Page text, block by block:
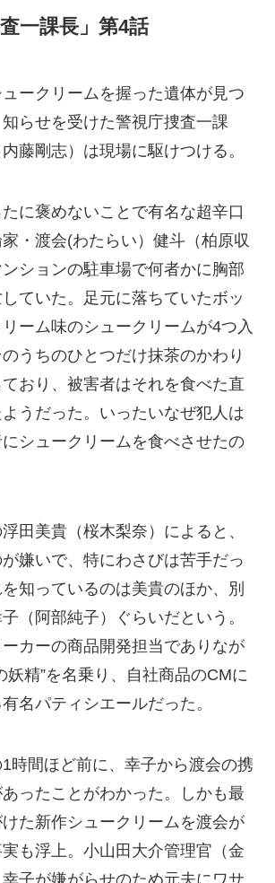
一課長」第4話
ークリームを握った遺体が見つ
らせを受けた警視庁捜査一課
藤剛志）は現場に駆けつける。
に褒めないことで有名な超辛口
・渡会(わたらい）健斗（柏原収
ションの駐車場で何者かに胸部
ていた。足元に落ちていたボッ
ーム味のシュークリームが4つ入
うちのひとつだけ抹茶のかわり
おり、被害者はそれを食べた直
うだった。いったいなぜ犯人は
シュークリームを食べさせたの
田美貴（桜木梨奈）によると、
嫌いで、特にわさびは苦手だっ
知っているのは美貴のほか、別
（阿部純子）ぐらいだという。
カーの商品開発担当でありなが
妖精”を名乗り、自社商品のCMに
名パティシエールだった。
時間ほど前に、幸子から渡会の携
ったことがわかった。しかも最
た新作シュークリームを渡会が
も浮上。小山田大介管理官（金
子が嫌がらせのため元夫にワサ